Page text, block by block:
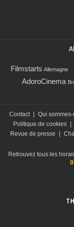
Filmstarts Allemagne
AdoroCinema
Contact Qui
Politique de cookies
Revue de presse
Retrouvez tous les